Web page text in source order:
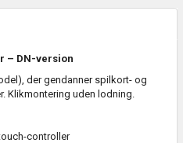
– DN-version
der gendanner spilkort- og
Klikmontering uden lodning.
controller